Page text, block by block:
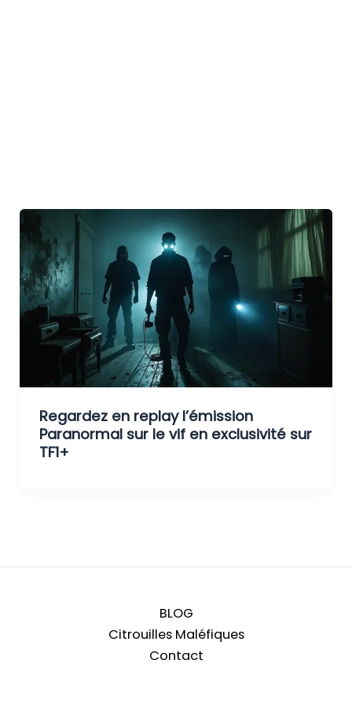
Regardez en replay l’émission
Paranormal sur le vif en exclusivité sur
TF1+
BLOG
Citrouilles Maléfiques
Contact